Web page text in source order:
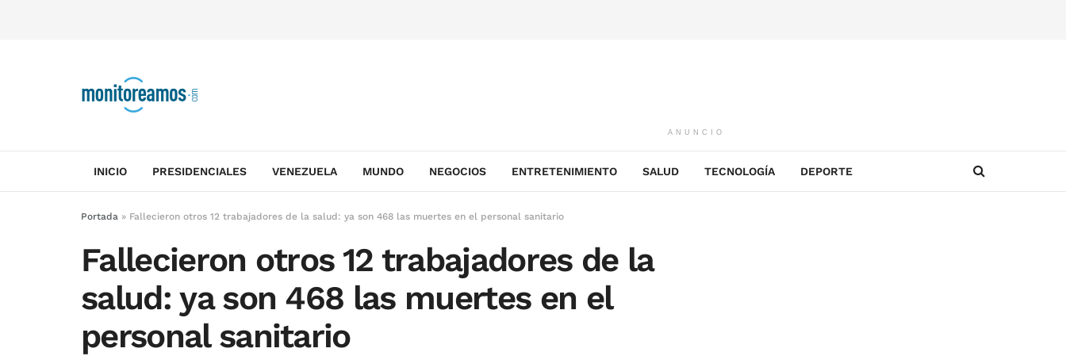
ANUNCIO
INICIO PRESIDENCIALES VENEZUELA MUNDO NEGOCIOS ENTRETENIMIENTO SALUD TECNOLOGÍA DEPORTE
Portada » Fallecieron otros 12 trabajadores de la salud: ya son 468 las muertes en el personal sanitario
Fallecieron otros 12 trabajadores de la
salud: ya son 468 las muertes en el
personal sanitario